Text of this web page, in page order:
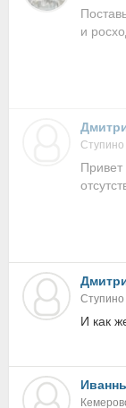
и
Ступино
Ступино
И как